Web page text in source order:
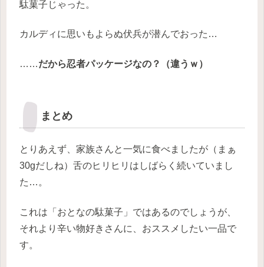
駄菓子じゃった。
カルディに思いもよらぬ伏兵が潜んでおった…
……だから忍者パッケージなの？（違うｗ）
まとめ
とりあえず、家族さんと一気に食べましたが（まぁ
30gだしね）舌のヒリヒリはしばらく続いていまし
た…。
これは「おとなの駄菓子」ではあるのでしょうが、
それより辛い物好きさんに、おススメしたい一品で
す。